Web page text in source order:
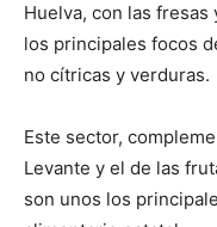
Huelva, con las
los principales focos
no cítricas y verduras.
Este sector,
Levante y el de las
son unos los